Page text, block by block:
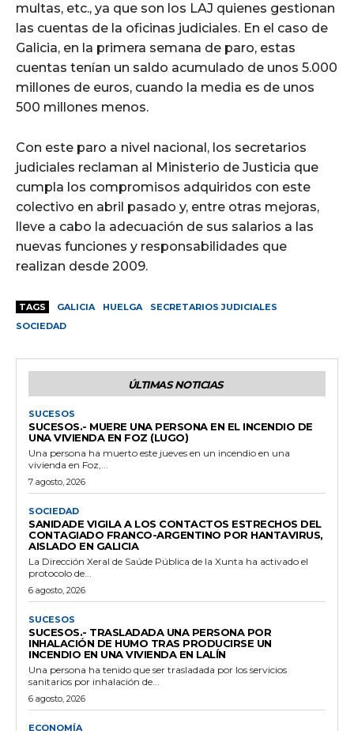
multas, etc., ya que son los LAJ quienes gestionan
las cuentas de la oficinas judiciales. En el caso de
Galicia, en la primera semana de paro, estas
cuentas tenían un saldo acumulado de unos 5.000
millones de euros, cuando la media es de unos
500 millones menos.
Con este paro a nivel nacional, los secretarios
judiciales reclaman al Ministerio de Justicia que
cumpla los compromisos adquiridos con este
colectivo en abril pasado y, entre otras mejoras,
lleve a cabo la adecuación de sus salarios a las
nuevas funciones y responsabilidades que
realizan desde 2009.
TAGS GALICIA HUELGA
SECRETARIOS JUDICIALES
SOCIEDAD
ÚLTIMAS NOTICIAS
SUCESOS
SUCESOS.- MUERE UNA PERSONA EN EL INCENDIO DE
UNA VIVIENDA EN FOZ (LUGO)
Una persona ha muerto este jueves en un incendio en una
vivienda en Foz,...
7 agosto, 2026
SOCIEDAD
SANIDADE VIGILA A LOS CONTACTOS ESTRECHOS DEL
CONTAGIADO FRANCO-ARGENTINO POR HANTAVIRUS,
AISLADO EN GALICIA
La Dirección Xeral de Saúde Pública de la Xunta ha activado el
protocolo de...
6 agosto, 2026
SUCESOS
SUCESOS.- TRASLADADA UNA PERSONA POR
INHALACIÓN DE HUMO TRAS PRODUCIRSE UN
INCENDIO EN UNA VIVIENDA EN LALÍN
Una persona ha tenido que ser trasladada por los servicios
sanitarios por inhalación de...
6 agosto, 2026
ECONOMÍA